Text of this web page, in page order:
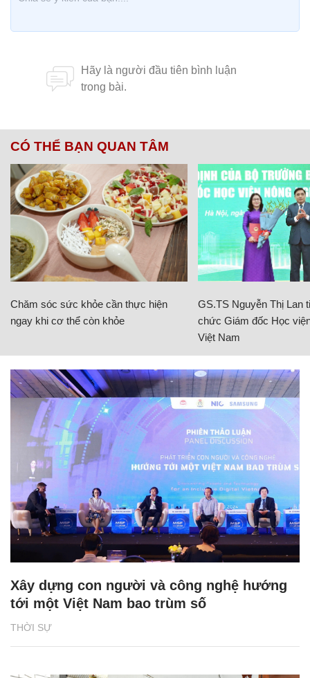
CÓ THỂ BẠN QUAN TÂM
Chăm sóc sức khỏe cần thực hiện
ngay khi cơ thể còn khỏe
GS.TS Nguyễn Thị Lan
chức Giám đốc Học
Việt Nam
THỜI SỰ
Xây dựng con người và công nghệ hướng
tới một Việt Nam bao trùm số